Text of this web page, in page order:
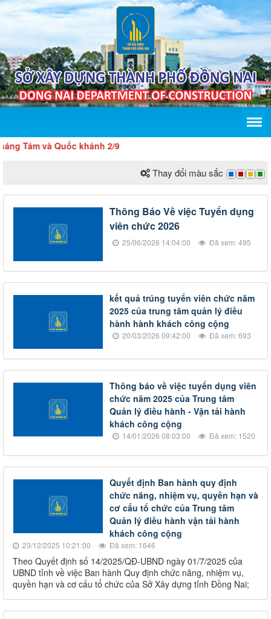
Tám và Quốc khánh 2/9
Thay đổi màu sắc
Thông Báo Về việc Tuyển dụng
viên chức 2026
25/06/2026 14:04:00 Đã xem: 495
kết quả trúng tuyển viên chức năm
2025 của trung tâm quản lý điều
hành hành khách công cộng
20/03/2026 09:42:00 Đã xem: 693
Thông báo về việc tuyển dụng viên
chức năm 2025 của Trung tâm
Quản lý điều hành - Vận tải hành
khách công cộng
14/01/2026 08:03:00 Đã xem: 1520
Quyết định Ban hành quy định
chức năng, nhiệm vụ, quyền hạn và
cơ cấu tổ chức của Trung tâm
Quản lý điều hành vận tải hành
khách công cộng
23/12/2025 10:21:00 Đã xem: 1646
Theo Quyết định số 14/2025/QĐ-UBND ngày 01/7/2025 của
UBND tỉnh về việc Ban hành Quy định chức năng, nhiệm vụ,
quyền hạn và cơ cấu tổ chức của Sở Xây dựng tỉnh Đồng Nai;